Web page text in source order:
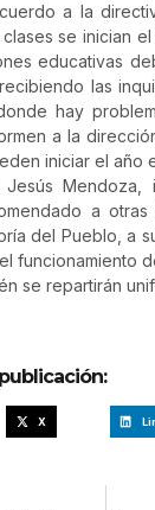
a la
se inician
educativas
las
hay
a la
iniciar el año
Mendoza,
a otras
del Pueblo, a
funcionamiento
se repartirán
X